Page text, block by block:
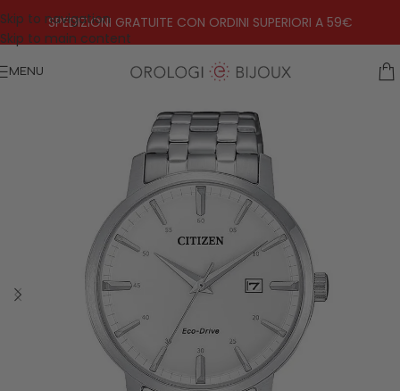
Skip to navigation
Skip to main content
SPEDIZIONI GRATUITE CON ORDINI SUPERIORI A 59€
MENU